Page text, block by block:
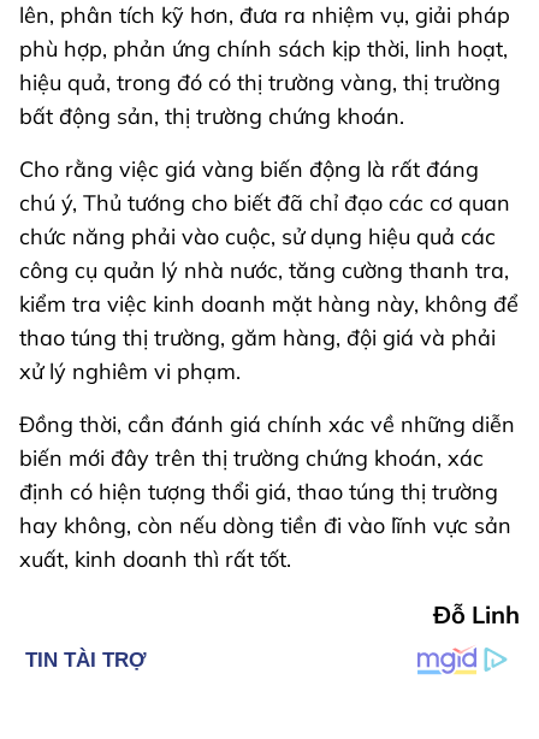
lên, phân tích kỹ hơn, đưa ra nhiệm vụ, giải pháp
phù hợp, phản ứng chính sách kịp thời, linh hoạt,
hiệu quả, trong đó có thị trường vàng, thị trường
bất động sản, thị trường chứng khoán.
Cho rằng việc giá vàng biến động là rất đáng
chú ý, Thủ tướng cho biết đã chỉ đạo các cơ quan
chức năng phải vào cuộc, sử dụng hiệu quả các
công cụ quản lý nhà nước, tăng cường thanh tra,
kiểm tra việc kinh doanh mặt hàng này, không để
thao túng thị trường, găm hàng, đội giá và phải
xử lý nghiêm vi phạm.
Đồng thời, cần đánh giá chính xác về những diễn
biến mới đây trên thị trường chứng khoán, xác
định có hiện tượng thổi giá, thao túng thị trường
hay không, còn nếu dòng tiền đi vào lĩnh vực sản
xuất, kinh doanh thì rất tốt.
Đỗ Linh